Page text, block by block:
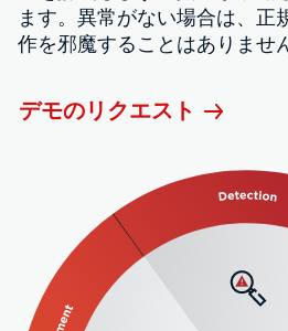
ます。異常がない場合は、正
作を邪魔することはありませ
デモのリクエスト